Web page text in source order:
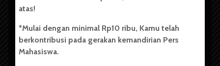
Copyright © 2023. All rights reserved BOPM WACANA.
Badan Otonom Pers Mahasiswa (BOPM) Wacana merupakan
pers mahasiswa yang berdiri di luar kampus dan dikelola
atas!
*Mulai dengan minimal Rp10 ribu, Kamu telah
berkontribusi pada gerakan kemandirian Pers
Mahasiswa.